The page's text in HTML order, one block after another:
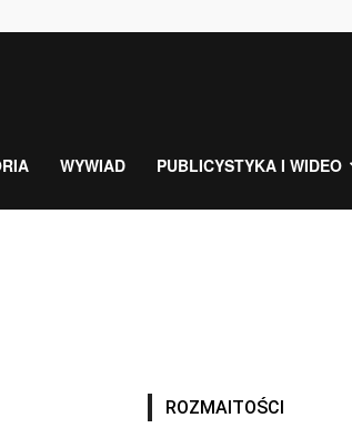
WYWIAD PUBLICYSTYKA I WIDEO
ROZMAITOŚCI